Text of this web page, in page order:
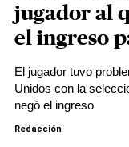
jugador al
el ingreso
El jugador tuvo
Unidos con la
negó el ingreso
Redacción